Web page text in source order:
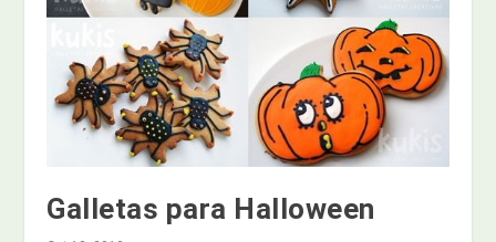
Galletas para Halloween